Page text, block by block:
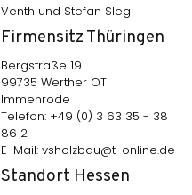
Venth und Stefan Slegl
Firmensitz Thüringen
Bergstraße 19
99735 Werther OT
Immenrode
Telefon: +49 (0) 3 63 35 - 38
86 2
E-Mail: vsholzbau@t-online.de
Standort Hessen